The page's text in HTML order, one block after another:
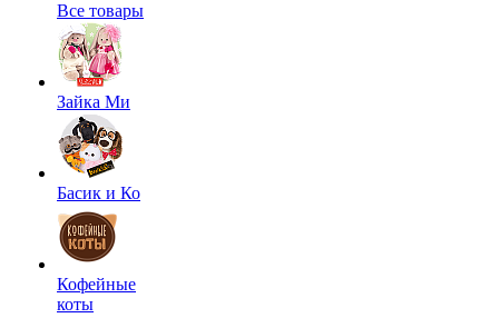
Все товары
Зайка Ми
Басик и Ко
Кофейные
коты